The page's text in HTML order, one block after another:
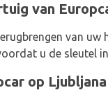
van
van
u de sleutel
op